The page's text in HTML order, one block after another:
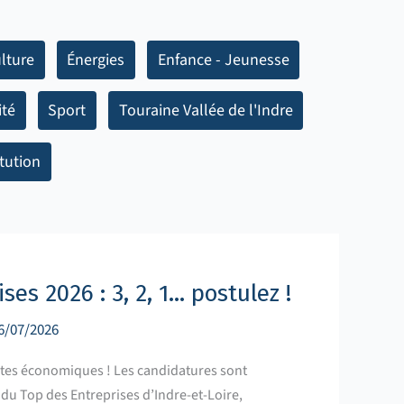
Énergies Enfance - Jeunesse
Sport Touraine Vallée de l'Indre
2026 : 3, 2, 1… postulez !
07/2026
économiques ! Les candidatures sont
Top des Entreprises d’Indre-et-Loire,